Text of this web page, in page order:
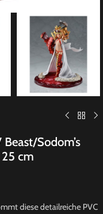
Sodom’s
25 cm
diese detailreiche PVC